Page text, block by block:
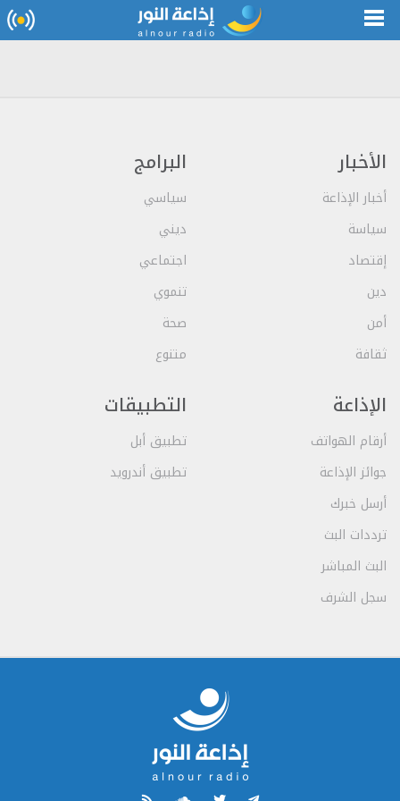
الأخبار
أخبار الإذاعة
سياسة
إقتصاد
دين
أمن
ثقافة
البرامج
سياسي
ديني
اجتماعي
تنموي
صحة
متنوع
الإذاعة
أرقام الهواتف
جوائز الإذاعة
أرسل خبرك
ترددات البث
البث المباشر
سجل الشرف
التطبيقات
تطبيق أبل
تطبيق أندرويد